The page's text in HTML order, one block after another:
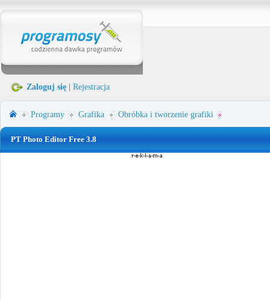
Zaloguj się Rejestracja
Programy Grafika Obróbka i tworzenie grafiki
PT Photo Editor Free 3.8